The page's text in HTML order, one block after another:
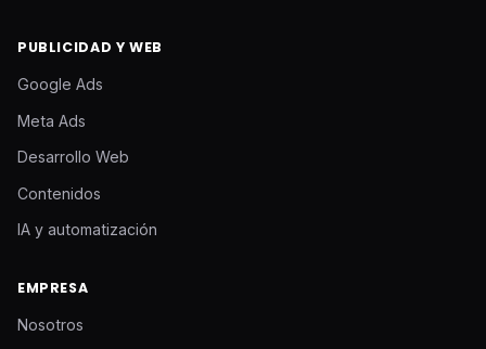
PUBLICIDAD Y WEB
Google Ads
Meta Ads
Desarrollo Web
Contenidos
IA y automatización
EMPRESA
Nosotros